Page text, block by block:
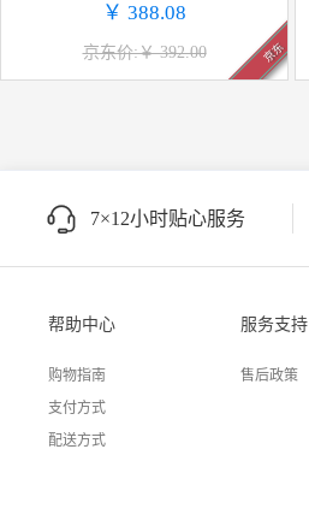
(数显款)
￥ 388.08
京东价:￥ 392.00 京东
7×12小时贴心服务
帮助中心
购物指南
支付方式
配送方式
服务支持
售后政策